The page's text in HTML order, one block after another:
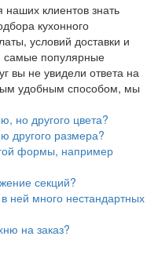
клиентов знать
кухонного
условий доставки и
самые популярные
вы не увидели ответа на
удобным способом, мы
но другого цвета?
другого размера?
формы, например
секций?
ней много нестандартных
на заказ?